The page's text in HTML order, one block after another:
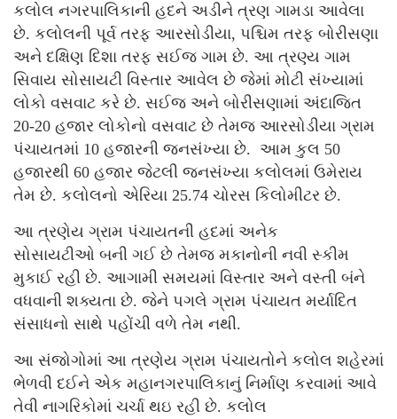
કલોલ નગરપાલિકાની હદને અડીને ત્રણ ગામડા આવેલા
છે. કલોલની પૂર્વ તરફ આરસોડીયા, પશ્ચિમ તરફ બોરીસણા
અને દક્ષિણ દિશા તરફ સઈજ ગામ છે. આ ત્રણ્ય ગામ
સિવાય સોસાયટી વિસ્તાર આવેલ છે જેમાં મોટી સંખ્યામાં
લોકો વસવાટ કરે છે. સઈજ અને બોરીસણામાં અંદાજિત
20-20 હજાર લોકોનો વસવાટ છે તેમજ આરસોડીયા ગ્રામ
પંચાયતમાં 10 હજારની જનસંખ્યા છે. આમ કુલ 50
હજારથી 60 હજાર જેટલી જનસંખ્યા કલોલમાં ઉમેરાય
તેમ છે. કલોલનો એરિયા 25.74 ચોરસ કિલોમીટર છે.
આ ત્રણેય ગ્રામ પંચાયતની હદમાં અનેક
સોસાયટીઓ બની ગઈ છે તેમજ મકાનોની નવી સ્કીમ
મુકાઈ રહી છે. આગામી સમયમાં વિસ્તાર અને વસ્તી બંને
વધવાની શક્યતા છે. જેને પગલે ગ્રામ પંચાયત મર્યાદિત
સંસાધનો સાથે પહોંચી વળે તેમ નથી.
આ સંજોગોમાં આ ત્રણેય ગ્રામ પંચાયતોને કલોલ શહેરમાં
ભેળવી દઈને એક મહાનગરપાલિકાનું નિર્માણ કરવામાં આવે
તેવી નાગરિકોમાં ચર્ચા થઇ રહી છે. કલોલ